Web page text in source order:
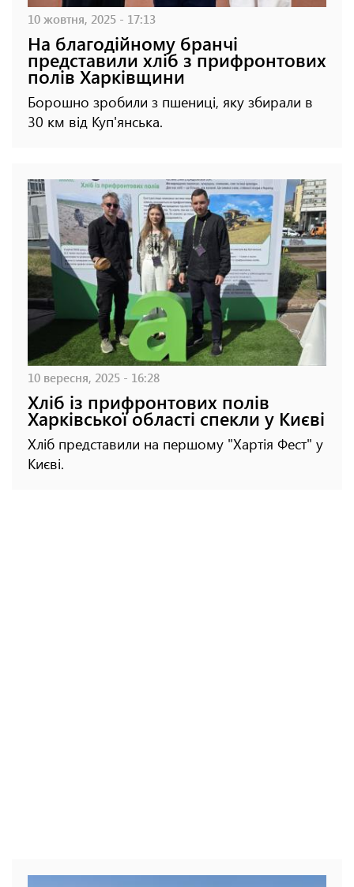
10 жовтня, 2025 - 17:13
На благодійному бранчі
представили хліб з прифронтових
полів Харківщини
Борошно зробили з пшениці, яку збирали в
30 км від Куп'янська.
10 вересня, 2025 - 16:28
Хліб із прифронтових полів
Харківської області спекли у Києві
Хліб представили на першому "Хартія Фест" у
Києві.